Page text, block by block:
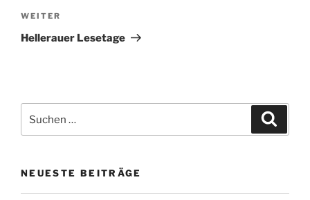
Nächster
Beitrag
WEITER
Hellerauer Lesetage
nach:
NEUESTE BEITRÄGE